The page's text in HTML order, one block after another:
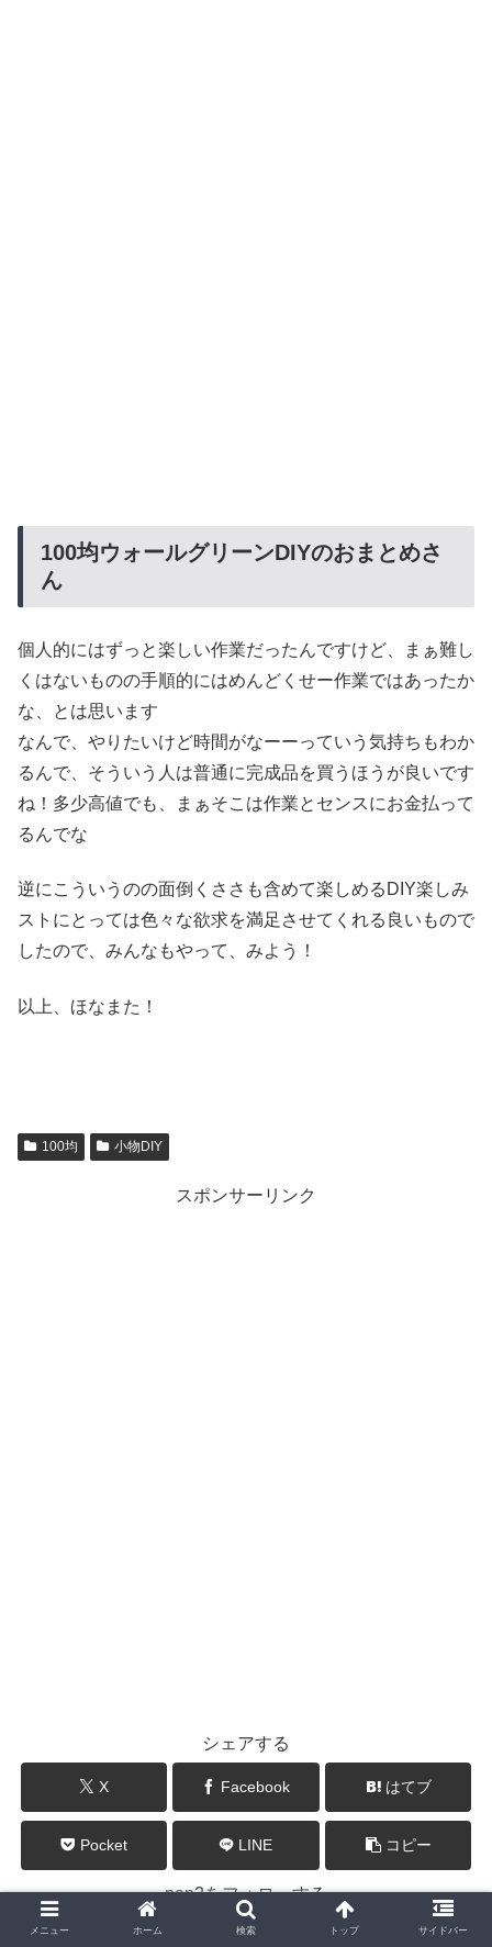
100均ウォールグリーンDIYのおまとめさ
ん
個人的にはずっと楽しい作業だったんですけど、まぁ難し
くはないものの手順的にはめんどくせー作業ではあったか
な、とは思います
なんで、やりたいけど時間がなーーっていう気持ちもわか
るんで、そういう人は普通に完成品を買うほうが良いです
ね！多少高値でも、まぁそこは作業とセンスにお金払って
るんでな
逆にこういうのの面倒くささも含めて楽しめるDIY楽しみ
ストにとっては色々な欲求を満足させてくれる良いもので
したので、みんなもやって、みよう！
以上、ほなまた！
100均 小物DIY
スポンサーリンク
シェアする
X Facebook はてブ
Pocket LINE コピー
pan2をフォローする
メニュー ホーム 検索 トップ サイドバー